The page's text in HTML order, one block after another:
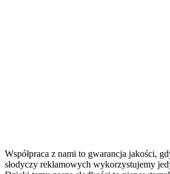
Współpraca z nami to gwarancja jakości,
słodyczy reklamowych wykorzystujemy